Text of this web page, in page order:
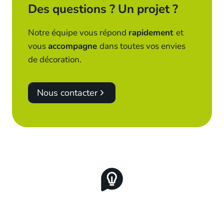
Des questions ? Un projet ?
Notre équipe vous répond rapidement et
vousaccompagne dans toutes vos envies
de décoration.
Nous contacter